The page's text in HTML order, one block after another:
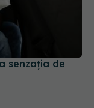
senzația de